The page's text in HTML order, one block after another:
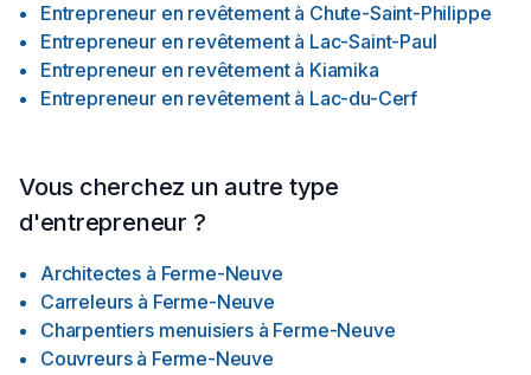
Entrepreneur en revêtement à Chute-Saint-Philippe
Entrepreneur en revêtement à Lac-Saint-Paul
Entrepreneur en revêtement à Kiamika
Entrepreneur en revêtement à Lac-du-Cerf
Vous cherchez un autre type
d'entrepreneur ?
Architectes à Ferme-Neuve
Carreleurs à Ferme-Neuve
Charpentiers menuisiers à Ferme-Neuve
Couvreurs à Ferme-Neuve